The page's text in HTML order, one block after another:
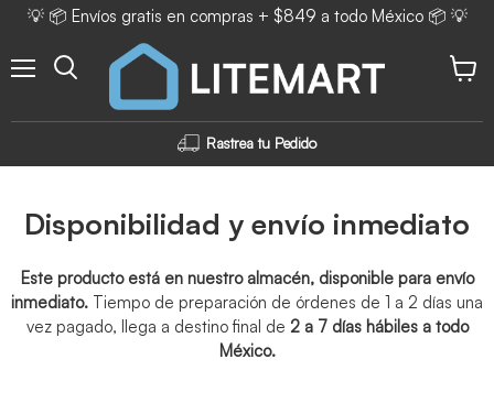
💡 📦 Envíos gratis en compras + $849 a todo México 📦 💡
Rastrea tu Pedido
Disponibilidad y envío inmediato
Este producto está en nuestro almacén, disponible para envío
inmediato. Tiempo de preparación de órdenes de 1 a 2 días una
vez pagado, llega a destino final de 2 a 7 días hábiles a todo
México.